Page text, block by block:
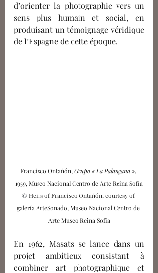
d’orienter la photographie vers un
sens plus humain et social, en
produisant un témoignage véridique
de l’Espagne de cette époque.
Francisco Ontañón, Grupo « La Palangana »,
1959, Museo Nacional Centro de Arte Reina Sofía
© Heirs of Francisco Ontañón, courtesy of
galería ArteSonado, Museo Nacional Centro de
Arte Museo Reina Sofía
En 1962, Masats se lance dans un
projet ambitieux consistant à
combiner art photographique et